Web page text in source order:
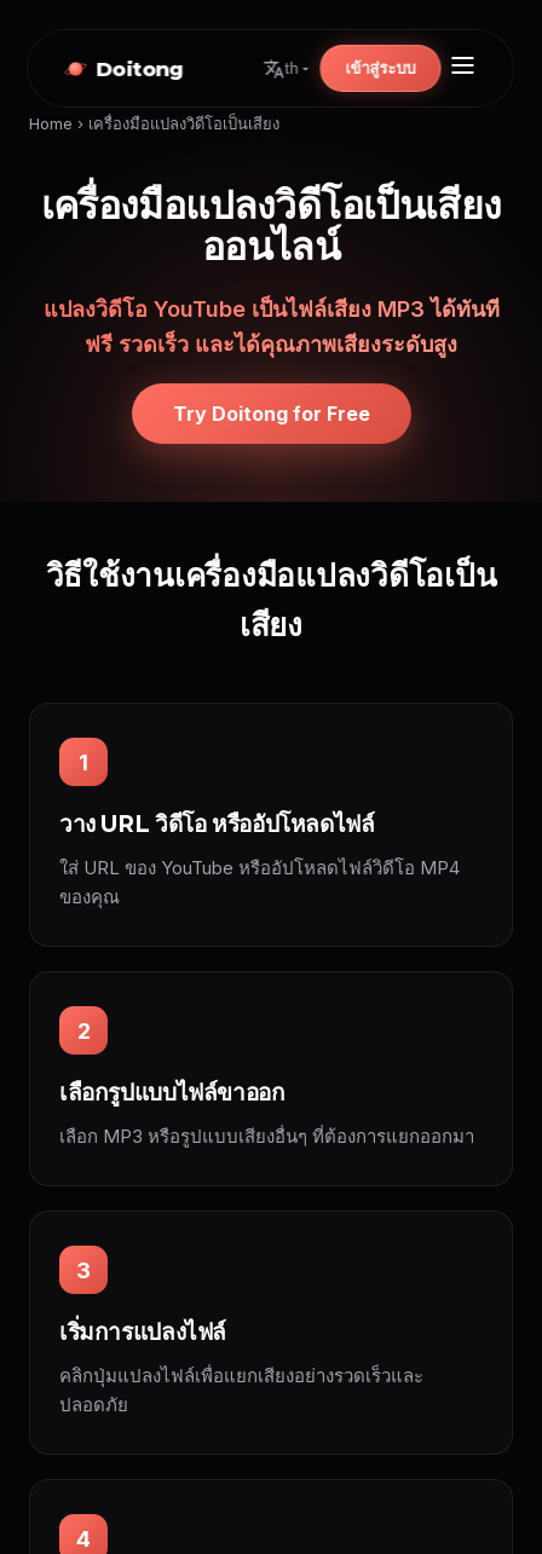
Doitong th เข้าสู่ระบบ
Home › เครื่องมือแปลงวิดีโอเป็นเสียง
เครื่องมือแปลงวิดีโอเป็นเสียง
ออนไลน์
แปลงวิดีโอ YouTube เป็นไฟล์เสียง MP3 ได้ทันที
ฟรี รวดเร็ว และได้คุณภาพเสียงระดับสูง
Try Doitong for Free
วิธีใช้งานเครื่องมือแปลงวิดีโอเป็น
เสียง
1
วาง URL วิดีโอ หรืออัปโหลดไฟล์
ใส่ URL ของ YouTube หรืออัปโหลดไฟล์วิดีโอ MP4
ของคุณ
2
เลือกรูปแบบไฟล์ขาออก
เลือก MP3 หรือรูปแบบเสียงอื่นๆ ที่ต้องการแยกออกมา
3
เริ่มการแปลงไฟล์
คลิกปุ่มแปลงไฟล์เพื่อแยกเสียงอย่างรวดเร็วและ
ปลอดภัย
4